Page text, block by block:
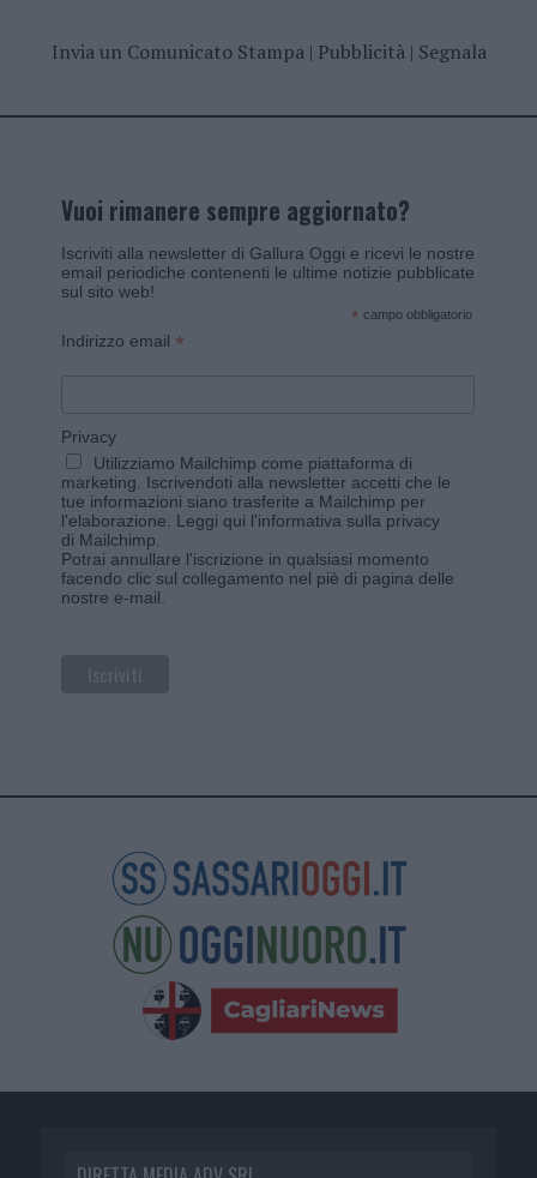
Invia un Comunicato Stampa| Pubblicità| Segnala
Vuoi rimanere sempre aggiornato?
Iscriviti alla newsletter di Gallura Oggi e ricevi le nostre
email periodiche contenenti le ultime notizie pubblicate
sul sito web!
* campo obbligatorio
Indirizzo email *
Privacy
Utilizziamo Mailchimp come piattaforma di
marketing. Iscrivendoti alla newsletter accetti che le
tue informazioni siano trasferite a Mailchimp per
l'elaborazione. Leggi qui l'informativa sulla privacy
di Mailchimp
Potrai annullare l'iscrizione in qualsiasi momento
facendo clic sul collegamento nel piè di pagina delle
nostre e-mail.